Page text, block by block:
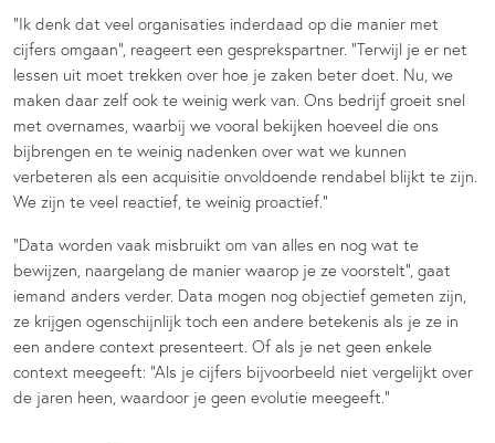
“Ik denk dat veel organisaties inderdaad op die manier met
cijfers omgaan”, reageert een gesprekspartner. “Terwijl je er net
lessen uit moet trekken over hoe je zaken beter doet. Nu, we
maken daar zelf ook te weinig werk van. Ons bedrijf groeit snel
met overnames, waarbij we vooral bekijken hoeveel die ons
bijbrengen en te weinig nadenken over wat we kunnen
verbeteren als een acquisitie onvoldoende rendabel blijkt te zijn.
We zijn te veel reactief, te weinig proactief.”
“Data worden vaak misbruikt om van alles en nog wat te
bewijzen, naargelang de manier waarop je ze voorstelt”, gaat
iemand anders verder. Data mogen nog objectief gemeten zijn,
ze krijgen ogenschijnlijk toch een andere betekenis als je ze in
een andere context presenteert. Of als je net geen enkele
context meegeeft: “Als je cijfers bijvoorbeeld niet vergelijkt over
de jaren heen, waardoor je geen evolutie meegeeft.”